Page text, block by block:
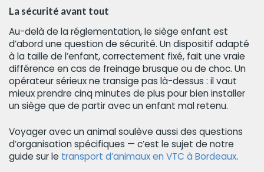
La sécurité avant tout
Au-delà de la réglementation, le siège enfant est
d’abord une question de sécurité. Un dispositif adapté
à la taille de l’enfant, correctement fixé, fait une vraie
différence en cas de freinage brusque ou de choc. Un
opérateur sérieux ne transige pas là-dessus : il vaut
mieux prendre cinq minutes de plus pour bien installer
un siège que de partir avec un enfant mal retenu.
Voyager avec un animal soulève aussi des questions
d’organisation spécifiques — c’est le sujet de notre
guide sur le transport d’animaux en VTC à Bordeaux.